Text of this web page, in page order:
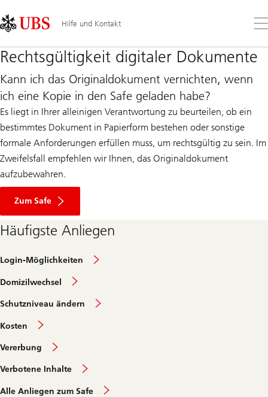
Links
Area
Hilfe und Kontakt
Sie
Rechtsgültigkeit digitaler Dokumente
Kann ich das Originaldokument vernichten, wenn
ich eine Kopie in den Safe geladen habe?
Es liegt in Ihrer alleinigen Verantwortung zu beurteilen, ob ein
bestimmtes Dokument in Papierform bestehen oder sonstige
formale Anforderungen erfüllen muss, um rechtsgültig zu sein. Im
Zweifelsfall empfehlen wir Ihnen, das Originaldokument
aufzubewahren.
Zum Safe
Häufigste Anliegen
Login-Möglichkeiten
Domizilwechsel
Schutzniveau ändern
Kosten
Vererbung
Verbotene Inhalte
Alle Anliegen zum Safe